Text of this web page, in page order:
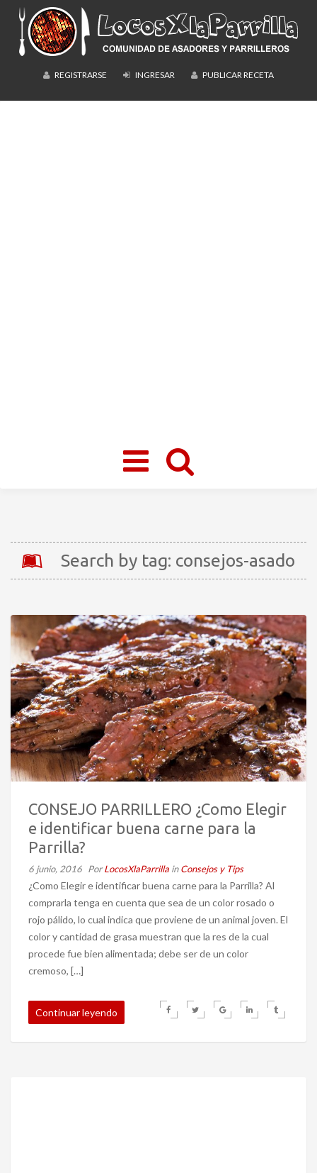
REGISTRARSE INGRESAR PUBLICAR RECETA
Toggle
navigation
Search by tag: consejos-asado
CONSEJO PARRILLERO ¿Como Elegir
e identificar buena carne para la
Parrilla?
6 junio, 2016 PorLocosXlaParrilla inConsejos y Tips
¿Como Elegir e identificar buena carne para la Parrilla? Al
comprarla tenga en cuenta que sea de un color rosado o
rojo pálido, lo cual indica que proviene de un animal joven. El
color y cantidad de grasa muestran que la res de la cual
procede fue bien alimentada; debe ser de un color
cremoso, […]
Continuar leyendo